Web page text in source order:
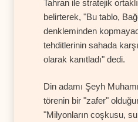
Tahran ile stratejik
belirterek, "Bu tablo,
denkleminden
tehditlerinin sahada
olarak kanıtladı" dedi.
Din adamı Şeyh
törenin bir "zafer"
"Milyonların coşkusu,